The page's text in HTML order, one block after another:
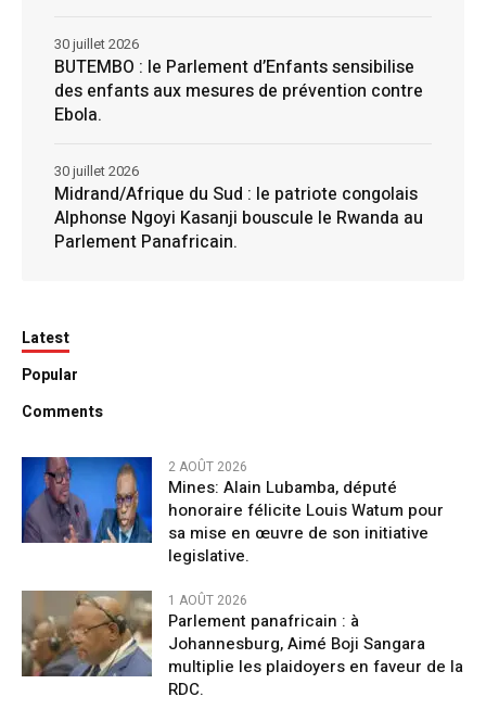
BUTEMBO : le Parlement d’Enfants sensibilise
des enfants aux mesures de prévention contre
Ebola.
30 juillet 2026
Midrand/Afrique du Sud : le patriote congolais
Alphonse Ngoyi Kasanji bouscule le Rwanda au
Parlement Panafricain.
30 juillet 2026
Latest
Popular
Comments
2 AOÛT 2026
Mines: Alain Lubamba, député
honoraire félicite Louis Watum pour
sa mise en œuvre de son initiative
legislative.
1 AOÛT 2026
Parlement panafricain : à
Johannesburg, Aimé Boji Sangara
multiplie les plaidoyers en faveur de la
RDC.